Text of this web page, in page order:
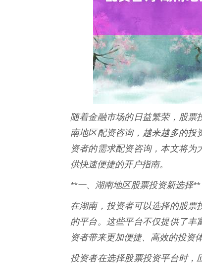
随着金融市场的日益繁荣，股票
南地区配资咨询，越来越多的投
资者的需求配资咨询，本文将
供快速便捷的开户指南。
**一、湖南地区股票投资新选择**
在湖南，投资者可以选择的股票
的平台。这些平台不仅提供了丰
资者带来更加便捷、高效的投资体
投资者在选择股票投资平台时，